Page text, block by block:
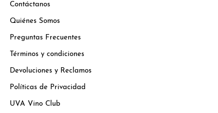
Contáctanos
Quiénes Somos
Preguntas Frecuentes
Términos y condiciones
Devoluciones y Reclamos
Políticas de Privacidad
UVA Vino Club